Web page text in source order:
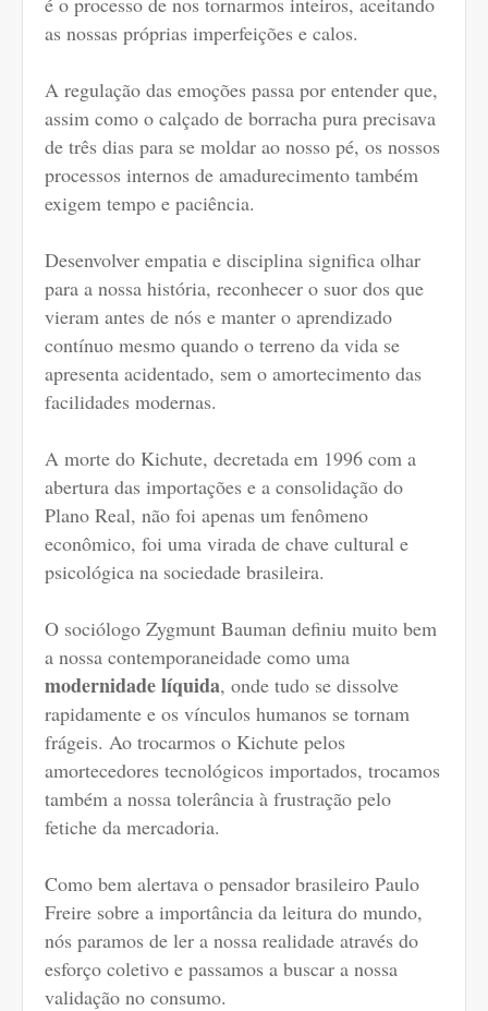
as nossas próprias imperfeições e calos.
A regulação das emoções passa por entender que,
assim como o calçado de borracha pura precisava
de três dias para se moldar ao nosso pé, os nossos
processos internos de amadurecimento também
exigem tempo e paciência.
Desenvolver empatia e disciplina significa olhar
para a nossa história, reconhecer o suor dos que
vieram antes de nós e manter o aprendizado
contínuo mesmo quando o terreno da vida se
apresenta acidentado, sem o amortecimento das
facilidades modernas.
A morte do Kichute, decretada em 1996 com a
abertura das importações e a consolidação do
Plano Real, não foi apenas um fenômeno
econômico, foi uma virada de chave cultural e
psicológica na sociedade brasileira.
O sociólogo Zygmunt Bauman definiu muito bem
a nossa contemporaneidade como uma
modernidade líquida, onde tudo se dissolve
rapidamente e os vínculos humanos se tornam
frágeis. Ao trocarmos o Kichute pelos
amortecedores tecnológicos importados, trocamos
também a nossa tolerância à frustração pelo
fetiche da mercadoria.
Como bem alertava o pensador brasileiro Paulo
Freire sobre a importância da leitura do mundo,
nós paramos de ler a nossa realidade através do
esforço coletivo e passamos a buscar a nossa
validação no consumo.